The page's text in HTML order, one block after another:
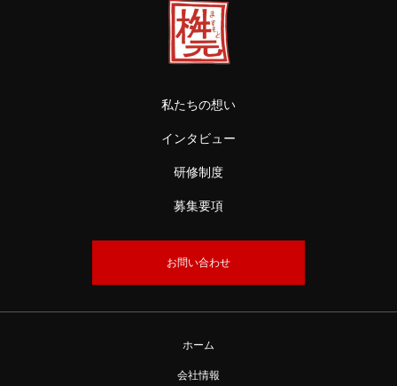
私たちの想い
インタビュー
研修制度
募集要項
お問い合わせ
ホーム
会社情報